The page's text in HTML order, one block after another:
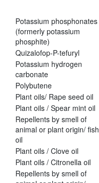
Potassium phosphonates
(formerly potassium
phosphite)
Quizalofop-P-tefuryl
Potassium hydrogen
carbonate
Polybutene
Plant oils/ Rape seed oil
Plant oils / Spear mint oil
Repellents by smell of
animal or plant origin/ fish
oil
Plant oils / Clove oil
Plant oils / Citronella oil
Repellents by smell of